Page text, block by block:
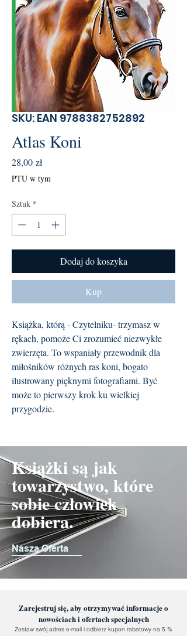
SKU: EAN 9788382752892
Atlas Koni
28,00 złCena
PTU w tym
Sztuk *
Dodaj do koszyka
Kup
Książka, którą - Czytelniku- trzymasz w
rękach, pomoże Ci zrozumieć niezwykłe
zwierzęta. To wspaniały przewodnik dla
miłośników różnych ras koni, bogato
ilustrowany pięknymi fotografiami. Być
może to pierwszy krok ku wielkiej
przygodzie.
Książki są jak
towarzystwo, które
sobie człowiek
dobiera.
Nasza Oferta
Zarejestruj się, aby otrzymywać informacje o
nowościach i ofertach specjalnych
Zostaw swój adres e-mail i odbierz kupon rabatowy na 5 %